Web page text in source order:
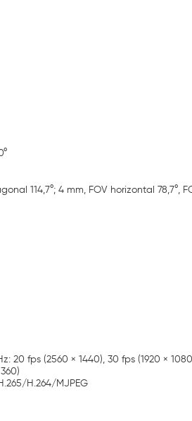
114,7°; 4 mm, FOV horizontal 78,7°,
20 fps (2560 × 1440), 30 fps (1920 ×
H.264/MJPEG